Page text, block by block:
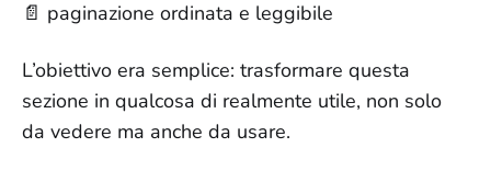
📄 paginazione ordinata e leggibile
L’obiettivo era semplice: trasformare questa
sezione in qualcosa di realmente utile, non solo
da vedere ma anche da usare.